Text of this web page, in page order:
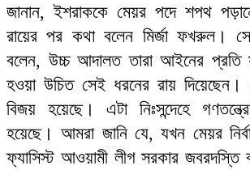
জানান, ইশরাককে মেয়র পদে শপথ
রায়ের পর কথা বলেন মির্জা ফখরুল।
বলেন, উচ্চ আদালত তারা আইনের প্রতি
হওয়া উচিত সেই ধরনের রায়
বিজয় হয়েছে। এটা নিঃসন্দেহে
হয়েছে। আমরা জানি যে, যখন মেয়র
ফ্যাসিস্ট আওয়ামী লীগ সরকার